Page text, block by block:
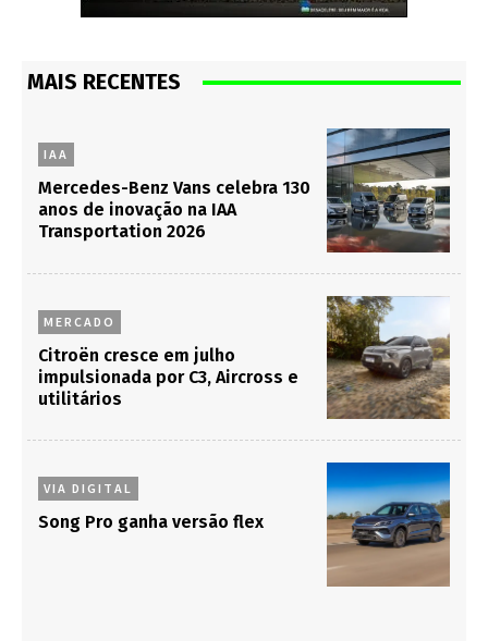
MAIS RECENTES
IAA
Mercedes-Benz Vans celebra 130
anos de inovação na IAA
Transportation 2026
MERCADO
Citroën cresce em julho
impulsionada por C3, Aircross e
utilitários
VIA DIGITAL
Song Pro ganha versão flex